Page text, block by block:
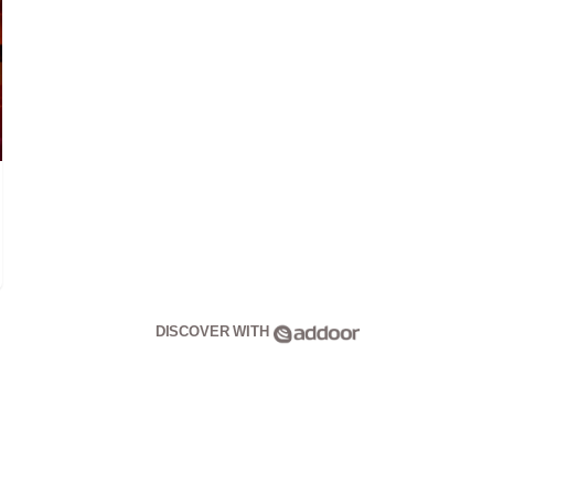
DISCOVER WITH